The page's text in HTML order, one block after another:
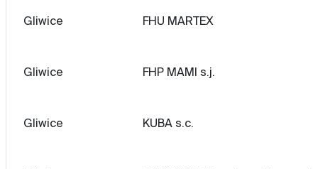
Gliwice FHU MARTEX
Gliwice FHP MAMI s.j.
Gliwice KUBA s.c.